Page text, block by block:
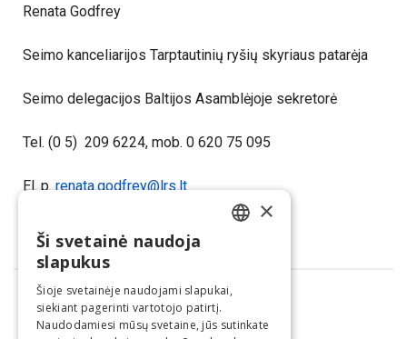
Renata Godfrey
Seimo kanceliarijos Tarptautinių ryšių skyriaus patarėja
Seimo delegacijos Baltijos Asamblėjoje sekretorė
Tel. (0 5) 209 6224, mob. 0 620 75 095
El. p.renata.godfrey@lrs.lt
Dalintis
×
Ši svetainė naudoja
slapukus
Šioje svetainėje naudojami slapukai,
siekiant pagerinti vartotojo patirtį.
Naudodamiesi mūsų svetaine, jūs sutinkate